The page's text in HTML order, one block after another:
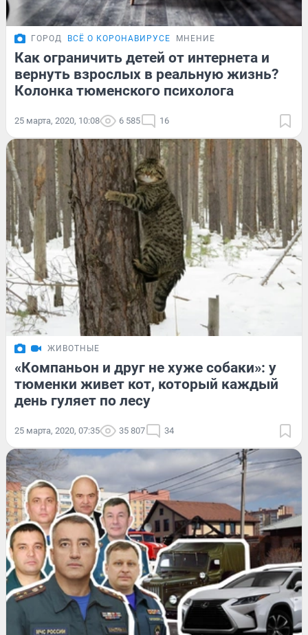
ГОРОД ВСЁ О КОРОНАВИРУСЕ МНЕНИЕ
Как ограничить детей от интернета и
вернуть взрослых в реальную жизнь?
Колонка тюменского психолога
25 марта, 2020, 10:08 6 585 16
ЖИВОТНЫЕ
«Компаньон и друг не хуже собаки»: у
тюменки живет кот, который каждый
день гуляет по лесу
25 марта, 2020, 07:35 35 807 34